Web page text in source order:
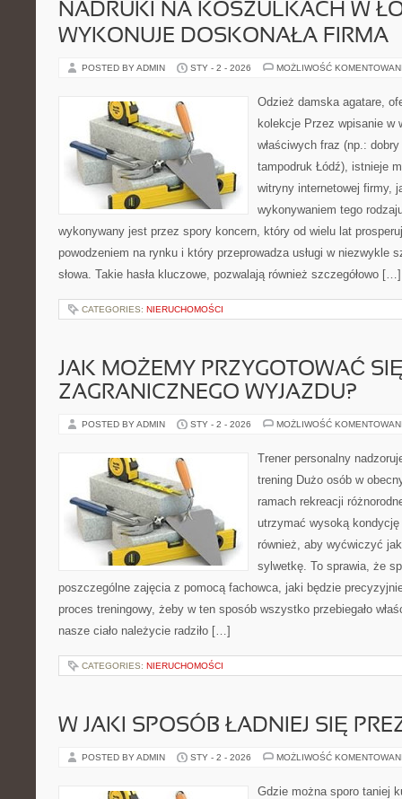
NADRUKI NA KOSZULKACH W
WYKONUJE DOSKONAŁA FIRMA
POSTED BY ADMIN STY - 2 - 2026 MOŻLIWOŚĆ
Odzież damska agatare,
kolekcje Przez wpisanie w
właściwych fraz (np.:
tampodruk Łódź), istnieje
witryny internetowej firmy,
wykonywaniem tego
wykonywany jest przez spory koncern, który od wielu lat
powodzeniem na rynku i który przeprowadza usługi w niezwykle
słowa. Takie hasła kluczowe, pozwalają również szczegółowo […]
CATEGORIES: NIERUCHOMOŚCI
JAK MOŻEMY PRZYGOTOWAĆ
ZAGRANICZNEGO WYJAZDU?
POSTED BY ADMIN STY - 2 - 2026 MOŻLIWOŚĆ
Trener personalny
trening Dużo osób w
ramach rekreacji
utrzymać wysoką
również, aby wyćwiczyć
sylwetkę. To sprawia, że
poszczególne zajęcia z pomocą fachowca, jaki będzie precyzyjnie
proces treningowy, żeby w ten sposób wszystko przebiegało
nasze ciało należycie radziło […]
CATEGORIES: NIERUCHOMOŚCI
W JAKI SPOSÓB ŁADNIEJ SIĘ
POSTED BY ADMIN STY - 2 - 2026 MOŻLIWOŚĆ
Gdzie można sporo taniej